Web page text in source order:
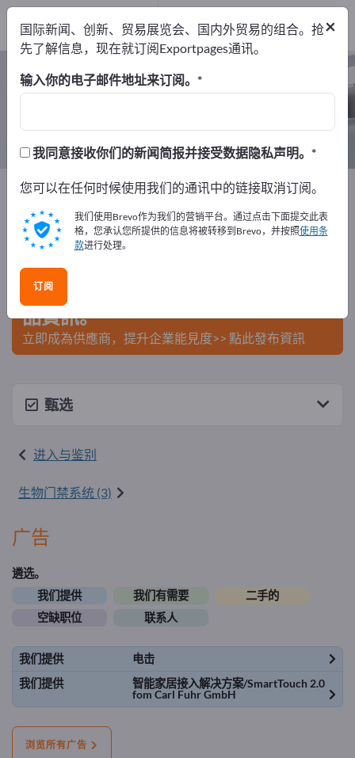
门禁系统 – 查找制造商和供应商
11 11
出口商11
制造商 11
Exportpages 安全与保护 进入与鉴别 门禁系统
在Exportpages免費刊登廣告！
在Exportpages上發布您的公司與產
品資訊。
立即成為供應商，提升企業能見度>> 點此發布資訊
甄选
进入与鉴别
生物门禁系统 (3)
广告
遴选。
我们提供
我们有需要
二手的
空缺职位
联系人
我们提供
电击
我们提供
智能家居接入解决方案/SmartTouch 2.0
fom Carl Fuhr GmbH
浏览所有广告
×
国际新闻、创新、贸易展览会、国内外贸易的组合。抢
先了解信息，现在就订阅Exportpages通讯。
输入你的电子邮件地址来订阅。
我同意接收你们的新闻简报并接受数据隐私声明。
您可以在任何时候使用我们的通讯中的链接取消订阅。
我们使用Brevo作为我们的营销平台。通过点击下面提交此表
格，您承认您所提供的信息将被转移到Brevo，并按照使用条
款进行处理。
订阅